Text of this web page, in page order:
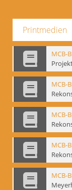
Printmedien
MCB-
MCB-
MCB-
MCB-
MCB-